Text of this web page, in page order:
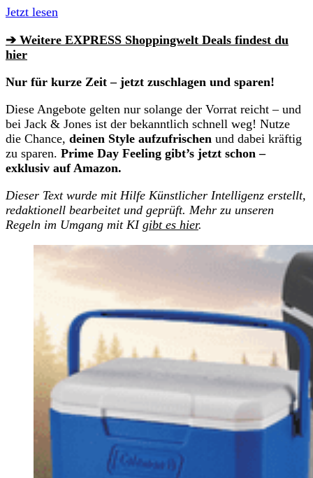
Jetzt lesen
➔ Weitere EXPRESS Shoppingwelt Deals findest du
hier
Nur für kurze Zeit – jetzt zuschlagen und sparen!
Diese Angebote gelten nur solange der Vorrat reicht – und
bei Jack & Jones ist der bekanntlich schnell weg! Nutze
die Chance, deinen Style aufzufrischen und dabei kräftig
zu sparen. Prime Day Feeling gibt’s jetzt schon –
exklusiv auf Amazon.
Dieser Text wurde mit Hilfe Künstlicher Intelligenz erstellt,
redaktionell bearbeitet und geprüft. Mehr zu unseren
Regeln im Umgang mit KI gibt es hier.